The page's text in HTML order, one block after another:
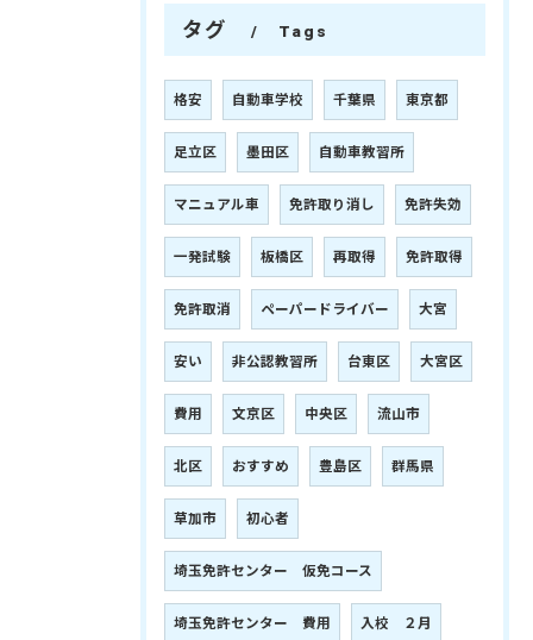
タグ Tags
格安 自動車学校 千葉県 東京都
足立区 墨田区 自動車教習所
マニュアル車 免許取り消し 免許失効
一発試験 板橋区 再取得 免許取得
免許取消 ペーパードライバー 大宮
安い 非公認教習所 台東区 大宮区
費用 文京区 中央区 流山市
北区 おすすめ 豊島区 群馬県
草加市 初心者
埼玉免許センター 仮免コース
埼玉免許センター 費用 入校 ２月